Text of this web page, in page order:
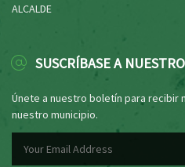
ALCALDE
SUSCRÍBASE A
Únete a nuestro boletín para recibir
nuestro municipio.